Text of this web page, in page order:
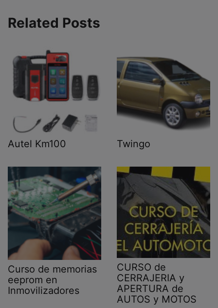
Related Posts
Autel Km100 Twingo
Curso de memorias
eeprom en
Inmovilizadores
CURSO de
CERRAJERIA y
APERTURA de
AUTOS y MOTOS